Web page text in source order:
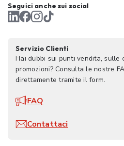
Seguici anche sui social
Servizio Clienti
Hai dubbi sui punti vendita,
promozioni? Consulta le nostre
direttamente tramite il form.
FAQ
Contattaci